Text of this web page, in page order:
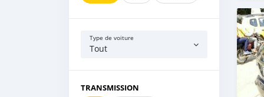
Type de voiture
Tout
TRANSMISSION